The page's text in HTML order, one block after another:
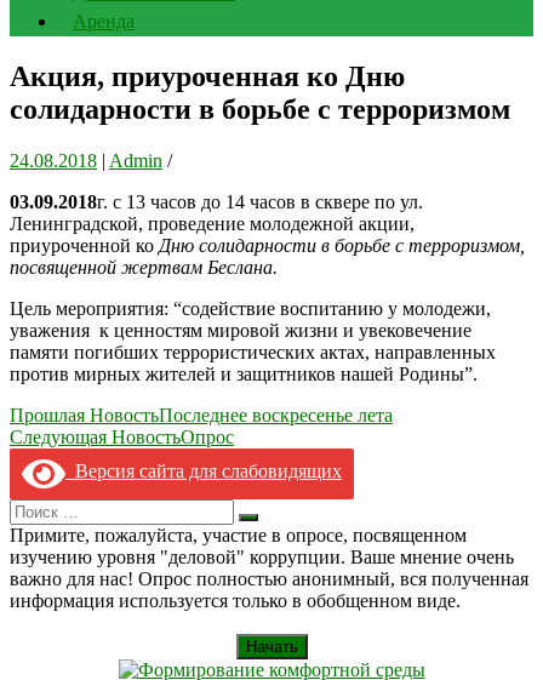
Аренда
Акция, приуроченная ко Дню
солидарности в борьбе с терроризмом
24.08.2018 | Admin /
03.09.2018г. с 13 часов до 14 часов в сквере по ул.
Ленинградской, проведение молодежной акции,
приуроченной ко Дню солидарности в борьбе с терроризмом,
посвященной жертвам Беслана.
Цель мероприятия: “содействие воспитанию у молодежи,
уважения к ценностям мировой жизни и увековечение
памяти погибших террористических актах, направленных
против мирных жителей и защитников нашей Родины”.
Навигация
по
записям
Прошлая НовостьПоследнее воскресенье лета
Следующая НовостьОпрос
Версия сайта для слабовидящих
Search
for:
Искать
Примите, пожалуйста, участие в опросе, посвященном
изучению уровня "деловой" коррупции. Ваше мнение очень
важно для нас! Опрос полностью анонимный, вся полученная
информация используется только в обобщенном виде.
Начать